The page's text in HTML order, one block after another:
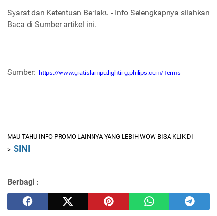
Syarat dan Ketentuan Berlaku - Info Selengkapnya silahkan
Baca di Sumber artikel ini.
Sumber: https://www.gratislampu.lighting.philips.com/Terms
MAU TAHU INFO PROMO LAINNYA YANG LEBIH WOW BISA KLIK DI --
> SINI
Berbagi :